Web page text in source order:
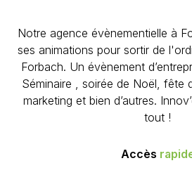
Notre agence évènementielle à
ses animations pour sortir de
Forbach. Un évènement
Séminaire , soirée de Noël, fête
marketing et bien d’autres.
tout !
Accès